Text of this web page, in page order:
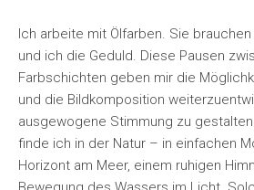
Ich arbeite mit Ölfarben. Sie
und ich die Geduld. Diese Pausen
Farbschichten geben mir die
und die Bildkomposition
ausgewogene Stimmung zu
finde ich in der Natur – in einfachen
Horizont am Meer, einem ruhigen